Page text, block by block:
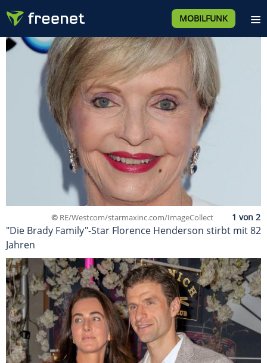
MOBILFUNK
© RE/Westcom/starmaxinc.com/ImageCollect
"Die Brady Family"-Star Florence Henderson stirbt mit 82
Jahren